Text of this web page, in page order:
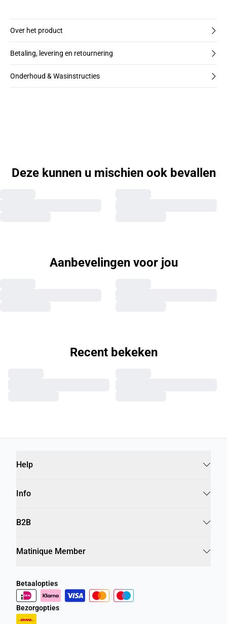
Over het product
Betaling, levering en retournering
Onderhoud & Wasinstructies
Deze kunnen u mischien ook bevallen
Aanbevelingen voor jou
Recent bekeken
Help
Info
B2B
Matinique Member
Betaalopties
Bezorgopties